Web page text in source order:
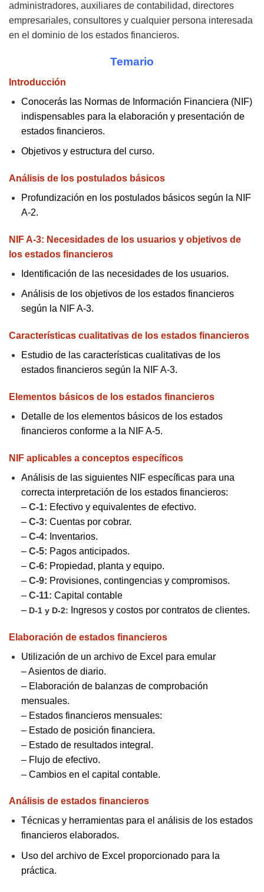
administradores, auxiliares de contabilidad, directores
empresariales, consultores y cualquier persona interesada
en el dominio de los estados financieros.
Temario
Introducción
Conocerás las Normas de Información Financiera (NIF)
indispensables para la elaboración y presentación de
estados financieros.
Objetivos y estructura del curso.
Análisis de los postulados básicos
Profundización en los postulados básicos según la NIF
A-2.
NIF A-3: Necesidades de los usuarios y objetivos de
los estados financieros
Identificación de las necesidades de los usuarios.
Análisis de los objetivos de los estados financieros
según la NIF A-3.
Características cualitativas de los estados financieros
Estudio de las características cualitativas de los
estados financieros según la NIF A-3.
Elementos básicos de los estados financieros
Detalle de los elementos básicos de los estados
financieros conforme a la NIF A-5.
NIF aplicables a conceptos específicos
Análisis de las siguientes NIF específicas para una
correcta interpretación de los estados financieros:
– C-1: Efectivo y equivalentes de efectivo.
– C-3: Cuentas por cobrar.
– C-4: Inventarios.
– C-5: Pagos anticipados.
– C-6: Propiedad, planta y equipo.
– C-9: Provisiones, contingencias y compromisos.
– C-11: Capital contable
– D-1 y D-2: Ingresos y costos por contratos de clientes.
Elaboración de estados financieros
Utilización de un archivo de Excel para emular
–Asientos de diario.
– Elaboración de balanzas de comprobación
mensuales.
– Estados financieros mensuales:
– Estado de posición financiera.
– Estado de resultados integral.
– Flujo de efectivo.
– Cambios en el capital contable.
Análisis de estados financieros
Técnicas y herramientas para el análisis de los estados
financieros elaborados.
Uso del archivo de Excel proporcionado para la
práctica.